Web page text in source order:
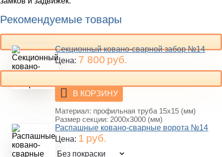
Рекомендуемые товары
Секционный ковано-сварной забор №14
Цена: 7 800 руб.
В КОРЗИНУ
Материал: профильная труба 15х15 (мм)
Размер секции: 2000х3000 (мм)
Распашные ковано-сварные ворота №14
Цена: 1 руб.